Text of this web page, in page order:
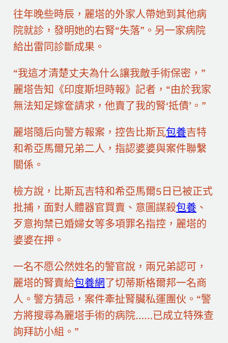
往年晚些時辰，麗塔的外家人帶她到其他病
院就診，發明她的右腎“失落”。另一家病院
給出雷同診斷成果。
“我這才清楚丈夫為什么讓我敵手術保密，”
麗塔告知《印度斯坦時報》記者，“由於我家
無法知足嫁奩請求，他賣了我的腎‘抵債’。”
麗塔隨后向警方報案，控告比斯瓦包養吉特
和希亞馬爾兄弟二人，指認婆婆與案件聯繫
關係。
檢方說，比斯瓦吉特和希亞馬爾5日已被正式
批捕，面對人體器官買賣、意圖謀殺包養、
歹意拘禁已婚婦女等多項罪名指控，麗塔的
婆婆在押。
一名不愿公然姓名的警官說，兩兄弟認可，
麗塔的腎賣給包養網了切蒂斯格爾邦一名商
人。警方猜忌，案件牽扯腎臟私運團伙。“警
方將搜尋為麗塔手術的病院……已成立特殊查
詢拜訪小組。”